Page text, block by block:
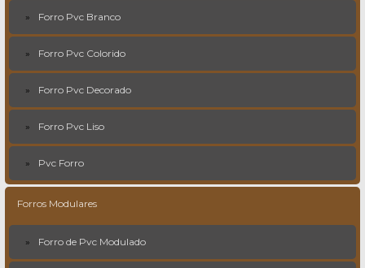
Forro Pvc Branco
Forro Pvc Colorido
Forro Pvc Decorado
Forro Pvc Liso
Pvc Forro
Forros Modulares
Forro de Pvc Modulado